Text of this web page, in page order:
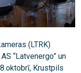
(LTRK)
“Latvenergo” un
Krustpils